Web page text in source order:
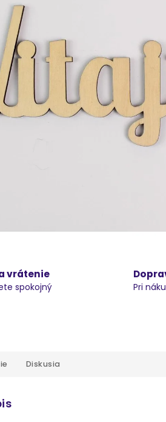
vrátenie
spokojný Pri
Diskusia